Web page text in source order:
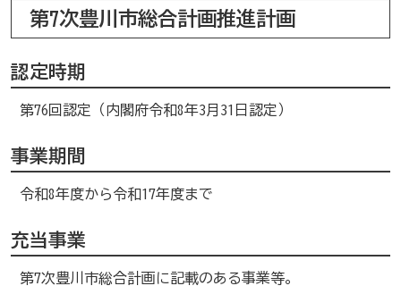
第7次豊川市総合計画推進計画
認定時期
第76回認定（内閣府令和8年3月31日認定）
事業期間
令和8年度から令和17年度まで
充当事業
第7次豊川市総合計画に記載のある事業等。